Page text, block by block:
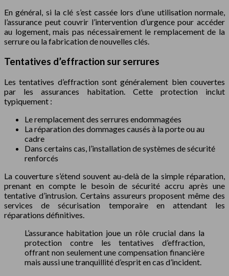
En général, si la clé s’est cassée lors d’une utilisation normale,
l’assurance peut couvrir l’intervention d’urgence pour accéder
au logement, mais pas nécessairement le remplacement de la
serrure ou la fabrication de nouvelles clés.
Tentatives d’effraction sur serrures
Les tentatives d’effraction sont généralement bien couvertes
par les assurances habitation. Cette protection inclut
typiquement :
Le remplacement des serrures endommagées
La réparation des dommages causés à la porte ou au
cadre
Dans certains cas, l’installation de systèmes de sécurité
renforcés
La couverture s’étend souvent au-delà de la simple réparation,
prenant en compte le besoin de sécurité accru après une
tentative d’intrusion. Certains assureurs proposent même des
services de sécurisation temporaire en attendant les
réparations définitives.
L’assurance habitation joue un rôle crucial dans la
protection contre les tentatives d’effraction,
offrant non seulement une compensation financière
mais aussi une tranquillité d’esprit en cas d’incident.